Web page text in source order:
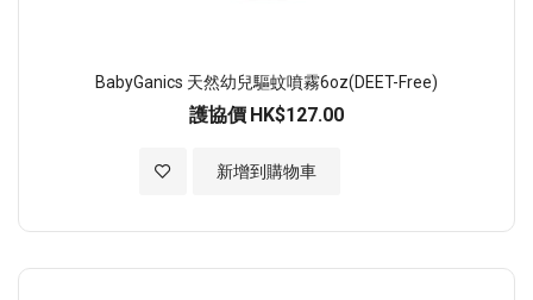
BabyGanics 天然幼兒驅蚊噴霧6oz(DEET-Free)
護協價 HK$127.00
新增到購物車
加入至願望清單